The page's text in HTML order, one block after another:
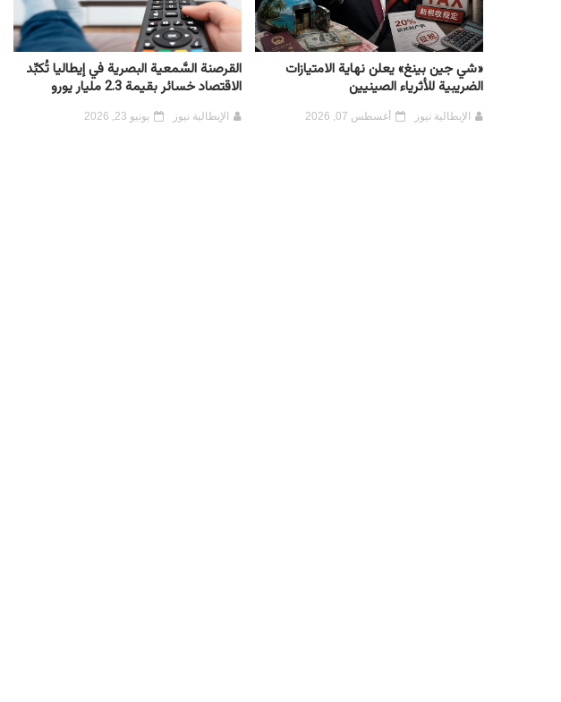
«شي جين بينغ» يعلن نهاية الامتيازات
الضريبية للأثرياء الصينيين
الإيطالية نيوز أغسطس 07, 2026
القرصنة السَّمعية البصرية في إيطاليا تُكبِّد
الاقتصاد خسائر بقيمة 2.3 مليار يورو
الإيطالية نيوز يونيو 23, 2026